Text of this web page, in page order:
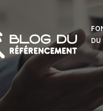
DU